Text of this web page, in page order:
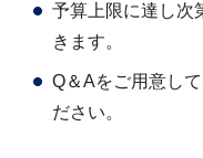
予算上限に達し次
きます。
Q＆Aをご用意し
ださい。